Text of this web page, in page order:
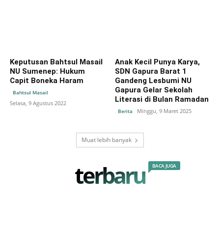
Keputusan Bahtsul Masail
NU Sumenep: Hukum
Capit Boneka Haram
Bahtsul Masail
Selasa, 9 Agustus 2022
Anak Kecil Punya Karya,
SDN Gapura Barat 1
Gandeng Lesbumi NU
Gapura Gelar Sekolah
Literasi di Bulan Ramadan
Berita Minggu, 9 Maret 2025
Muat lebih banyak
terbaru BACA JUGA